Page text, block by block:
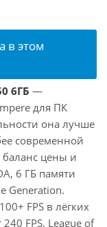
в этом
6ГБ —
для ПК
она лучше
современной
баланс цены и
6 ГБ памяти
Generation.
FPS в лёгких
FPS, League of